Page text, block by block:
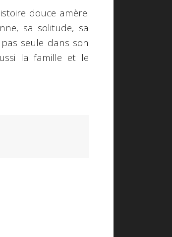
douce amère.
sa solitude, sa
seule dans son
la famille et le